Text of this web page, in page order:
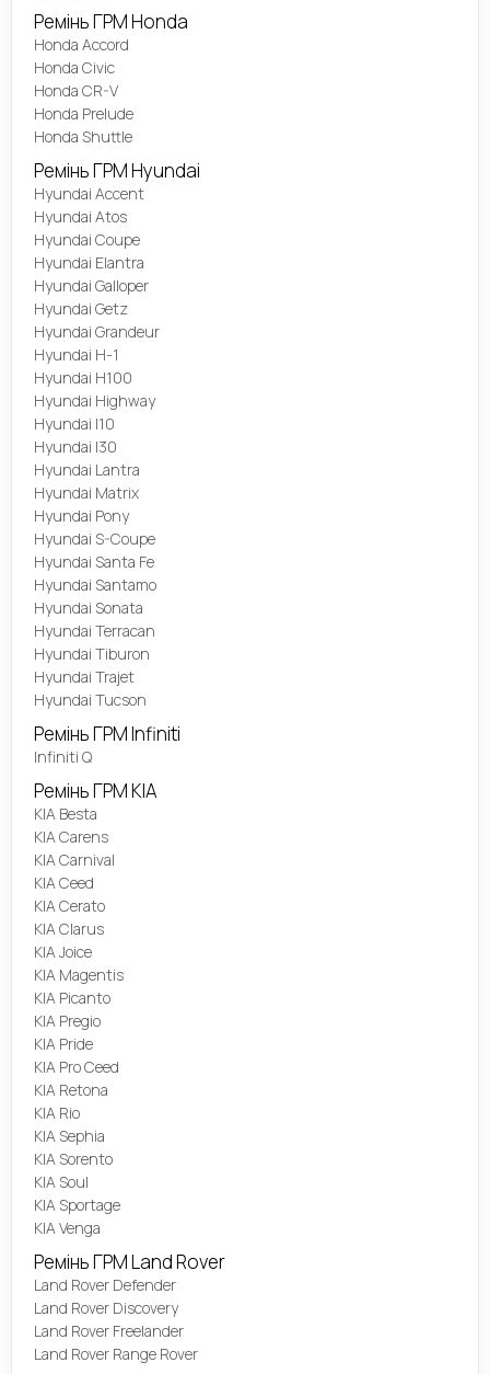
Ремінь ГРМ Honda
Honda Accord
Honda Civic
Honda CR-V
Honda Prelude
Honda Shuttle
Ремінь ГРМ Hyundai
Hyundai Accent
Hyundai Atos
Hyundai Coupe
Hyundai Elantra
Hyundai Galloper
Hyundai Getz
Hyundai Grandeur
Hyundai H-1
Hyundai H100
Hyundai Highway
Hyundai I10
Hyundai I30
Hyundai Lantra
Hyundai Matrix
Hyundai Pony
Hyundai S-Coupe
Hyundai Santa Fe
Hyundai Santamo
Hyundai Sonata
Hyundai Terracan
Hyundai Tiburon
Hyundai Trajet
Hyundai Tucson
Ремінь ГРМ Infiniti
Infiniti Q
Ремінь ГРМ KIA
KIA Besta
KIA Carens
KIA Carnival
KIA Ceed
KIA Cerato
KIA Clarus
KIA Joice
KIA Magentis
KIA Picanto
KIA Pregio
KIA Pride
KIA Pro Ceed
KIA Retona
KIA Rio
KIA Sephia
KIA Sorento
KIA Soul
KIA Sportage
KIA Venga
Ремінь ГРМ Land Rover
Land Rover Defender
Land Rover Discovery
Land Rover Freelander
Land Rover Range Rover